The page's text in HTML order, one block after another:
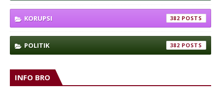
KORUPSI 382
POLITIK 382
INFO BRO